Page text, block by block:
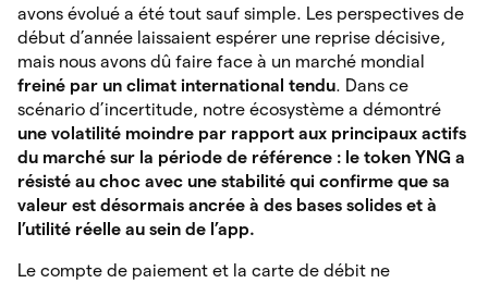
avons évolué a été tout sauf simple. Les perspectives de
début d’année laissaient espérer une reprise décisive,
mais nous avons dû faire face à un marché mondial
freiné par un climat international tendu. Dans ce
scénario d’incertitude, notre écosystème a démontré
une volatilité moindre par rapport aux principaux actifs
du marché sur la période de référence : le token YNG a
résisté au choc avec une stabilité qui confirme que sa
valeur est désormais ancrée à des bases solides et à
l’utilité réelle au sein de l’app.
Le compte de paiement et la carte de débit ne